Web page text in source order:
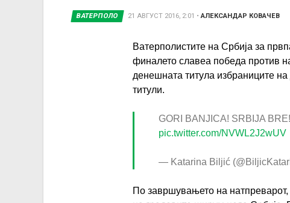
here ВАТЕРПОЛО 21 АВГУСТ 2016, 2:01 •АЛЕКСАНДАР КОВАЧЕВ
Ватерполистите на Србија за
финалето славеа победа против
денешната титула избраниците на
титули.
GORI BANJICA! SRBIJA BRE!
pic.twitter.com/NVWL2J2wUV
— Katarina Biljić
По завршувањето на